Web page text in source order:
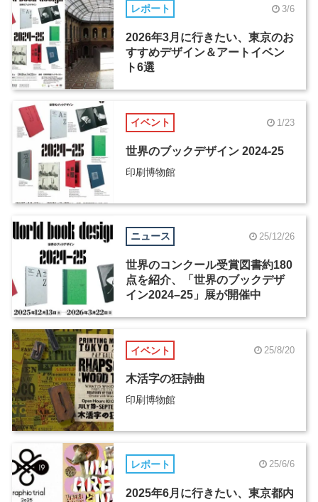
レポート 3/6
2026年3月に行きたい、東京のお
すすめデザイン＆アートイベン
ト6選
イベント 1/23
世界のブックデザイン 2024-25
印刷博物館
ニュース 25/12/26
世界のコンクール受賞図書約180
点を紹介、「世界のブックデザ
イン2024–25」展が開催中
イベント 25/8/20
木活字の狂詩曲
印刷博物館
レポート 25/6/6
2025年6月に行きたい、東京都内